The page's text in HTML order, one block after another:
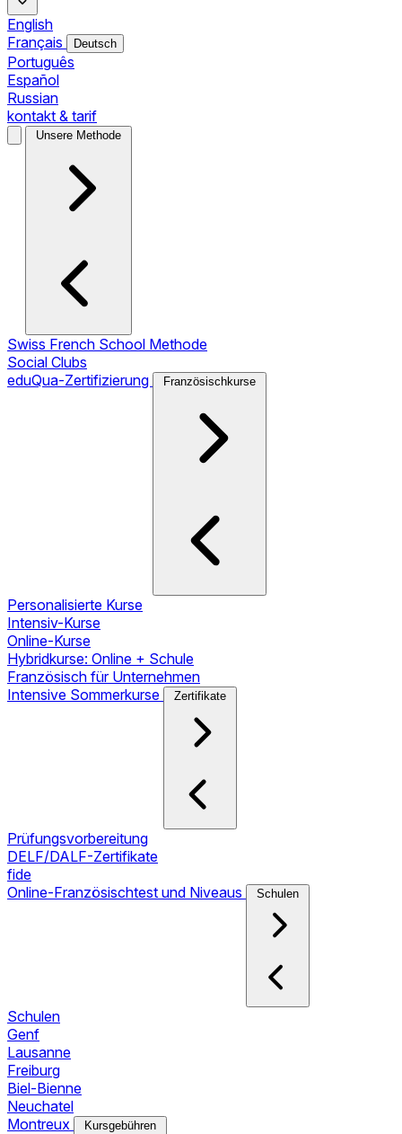
English
Français
Deutsch
Português
Español
Russian
kontakt & tarif
Unsere Methode
Swiss French School Methode
Social Clubs
eduQua-Zertifizierung
Französischkurse
Personalisierte Kurse
Intensiv-Kurse
Online-Kurse
Hybridkurse: Online + Schule
Französisch für Unternehmen
Intensive Sommerkurse
Zertifikate
Prüfungsvorbereitung
DELF/DALF-Zertifikate
fide
Online-Französischtest und Niveaus
Schulen
Schulen
Genf
Lausanne
Freiburg
Biel-Bienne
Neuchatel
Montreux
Kursgebühren